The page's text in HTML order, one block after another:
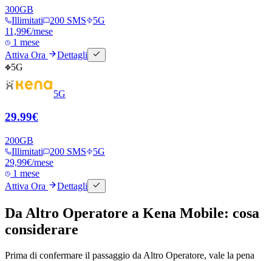
300GB
Illimitati
200 SMS
5G
11,99€/mese
1 mese
Attiva Ora
Dettagli
5G
5G
29.99€
200GB
Illimitati
200 SMS
5G
29,99€/mese
1 mese
Attiva Ora
Dettagli
Da Altro Operatore a Kena Mobile: cosa
considerare
Prima di confermare il passaggio da Altro Operatore, vale la pena